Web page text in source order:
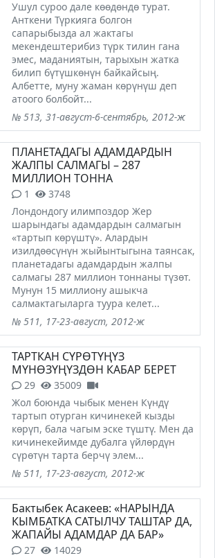
Ушул суроо дале көөдөндө турат.
Анткени Түркияга болгон
сапарыбызда ал жактагы
мекендештерибиз түрк тилин гана
эмес, маданиятын, тарыхын жатка
билип бүтүшкөнүн байкайсың.
Албетте, муну жаман көрүнүш деп
атоого болбойт...
№ 513, 31-август-6-сентябрь, 2012-ж
ПЛАНЕТАДАГЫ АДАМДАРДЫН
ЖАЛПЫ САЛМАГЫ – 287
МИЛЛИОН ТОННА
1
3748
Лондондогу илимпоздор Жер
шарындагы адамдардын салмагын
«тартып көрүштү». Алардын
изилдөөсүнүн жыйынтыгына таянсак,
планетадагы адамдардын жалпы
салмагы 287 миллион тоннаны түзөт.
Мунун 15 миллиону ашыкча
салмактагыларга туура келет...
№ 511, 17-23-август, 2012-ж
ТАРТКАН СҮРӨТҮҢҮЗ
МҮНӨЗҮҢҮЗДӨН КАБАР БЕРЕТ
29
35009
Жол боюнда чыбык менен Күндү
тартып отурган кичинекей кызды
көрүп, бала чагым эске түштү. Мен да
кичинекейимде дубалга үйлөрдүн
сүрөтүн тарта берчү элем...
№ 511, 17-23-август, 2012-ж
Бактыбек Асакеев: «НАРЫНДА
КЫМБАТКА САТЫЛЧУ ТАШТАР ДА,
ЖАПАЙЫ АДАМДАР ДА БАР»
27
14029